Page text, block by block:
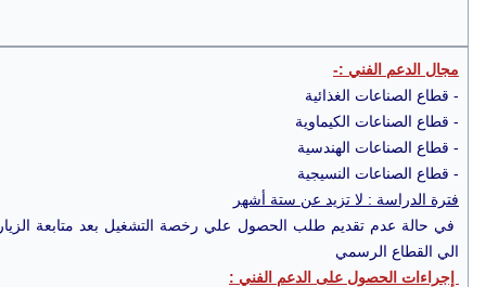
مجال الدعم الفني :-
- قطاع الصناعات الغذائية
- قطاع الصناعات الكيماوية
- قطاع الصناعات الهندسية
- قطاع الصناعات النسيجية
فترة الدراسة : لا تزيد عن ستة أشهر
في حالة عدم تقديم طلب الحصول علي رخصة التشغيل بعد متابعة الزيارة
الي القطاع الرسمي
إجراءات الحصول على الدعم الفني :